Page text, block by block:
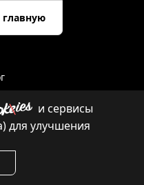
главную
и сервисы
для улучшения